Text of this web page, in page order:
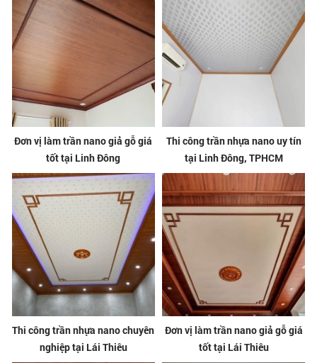
Đơn vị làm trần nano giả gỗ giá
tốt tại Linh Đông
Thi công trần nhựa nano uy tín
tại Linh Đông, TPHCM
Thi công trần nhựa nano chuyên
nghiệp tại Lái Thiêu
Đơn vị làm trần nano giả gỗ giá
tốt tại Lái Thiêu